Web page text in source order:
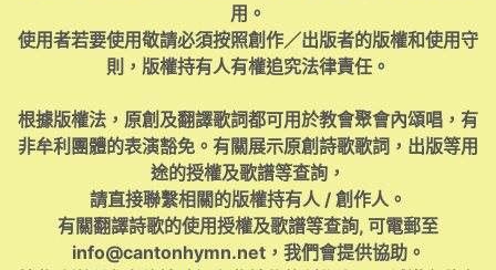
用。
使用者若要使用敬請必須按照創作／出版者的版權和使用守
則，版權持有人有權追究法律責任。
根據版權法，原創及翻譯歌詞都可用於教會聚會內頌唱，有
非牟利團體的表演豁免。有關展示原創詩歌歌詞，出版等用
途的授權及歌譜等查詢，
請直接聯繫相關的版權持有人 / 創作人。
有關翻譯詩歌的使用授權及歌譜等查詢, 可電郵至
info@cantonhymn.net，我們會提供協助。